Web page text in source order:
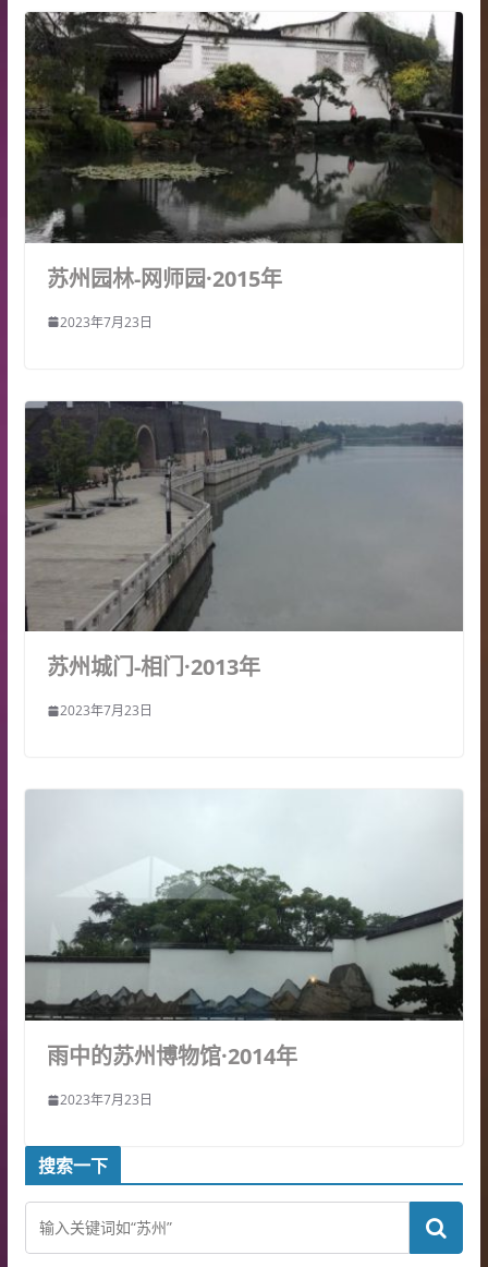
苏州园林-网师园·2015年
2023年7月23日
苏州城门-相门·2013年
2023年7月23日
雨中的苏州博物馆·2014年
2023年7月23日
搜索一下